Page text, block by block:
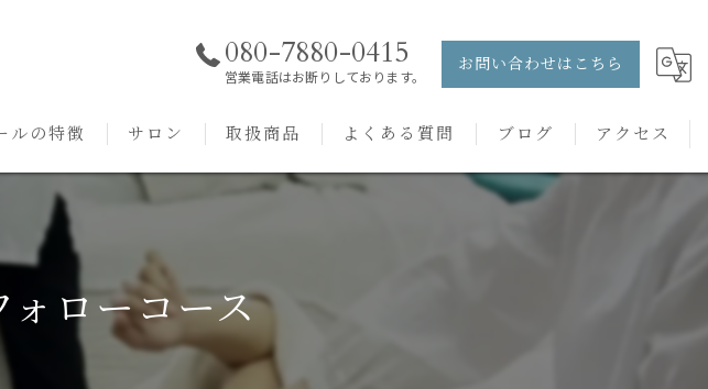
080-7880-0415
営業電話はお断りしております。
お問い合わせはこちら
ス
ース
ルの特徴
援
ディケーション
サージ
サロン
サロンメニュー
術後・病後ケアメニュー
施術事例
取扱商品
バッチフラワーレメディ
よくある質問 ブログ アクセス
ローコース